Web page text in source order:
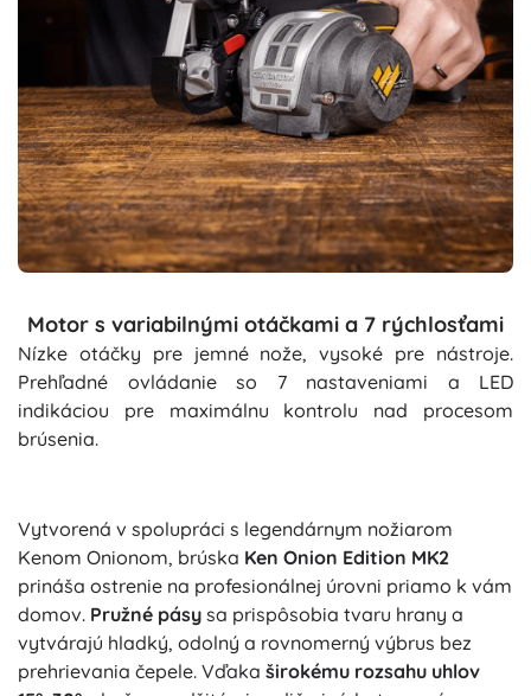
Motor s variabilnými otáčkami a 7 rýchlosťami
Nízke otáčky pre jemné nože, vysoké pre nástroje.
Prehľadné ovládanie so 7 nastaveniami a LED
indikáciou pre maximálnu kontrolu nad procesom
brúsenia.
Vytvorená v spolupráci s legendárnym nožiarom
Kenom Onionom, brúska Ken Onion Edition MK2
prináša ostrenie na profesionálnej úrovni priamo k vám
domov. Pružné pásy sa prispôsobia tvaru hrany a
vytvárajú hladký, odolný a rovnomerný výbrus bez
prehrievania čepele. Vďaka širokému rozsahu uhlov